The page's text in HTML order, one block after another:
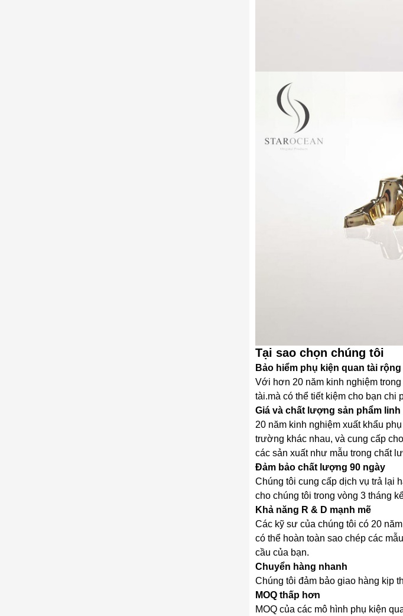
Tại sao chọn chúng tôi
Bảo hiểm phụ kiện quan tài rộng
Với hơn 20 năm kinh nghiệm
tài.mà có thể tiết kiệm cho bạn chi
Giá và chất lượng sản phẩm linh
20 năm kinh nghiệm xuất khẩu
trường khác nhau, và cung cấp
các sản xuất như mẫu trong chất
Đảm bảo chất lượng 90 ngày
Chúng tôi cung cấp dịch vụ trả lại
cho chúng tôi trong vòng 3 tháng
Khả năng R & D mạnh mẽ
Các kỹ sư của chúng tôi có 20
có thể hoàn toàn sao chép các
cầu của bạn.
Chuyển hàng nhanh
Chúng tôi đảm bảo giao hàng kịp
MOQ thấp hơn
MOQ của các mô hình phụ kiện